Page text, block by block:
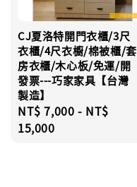
CJ夏洛特開門衣櫃/3尺
衣櫃/4尺衣櫥/棉被櫃/套
房衣櫃/木心板/免運/開
發票---巧家家具【台灣
製造】
Regular
price
NT$ 7,000 - NT$
15,000